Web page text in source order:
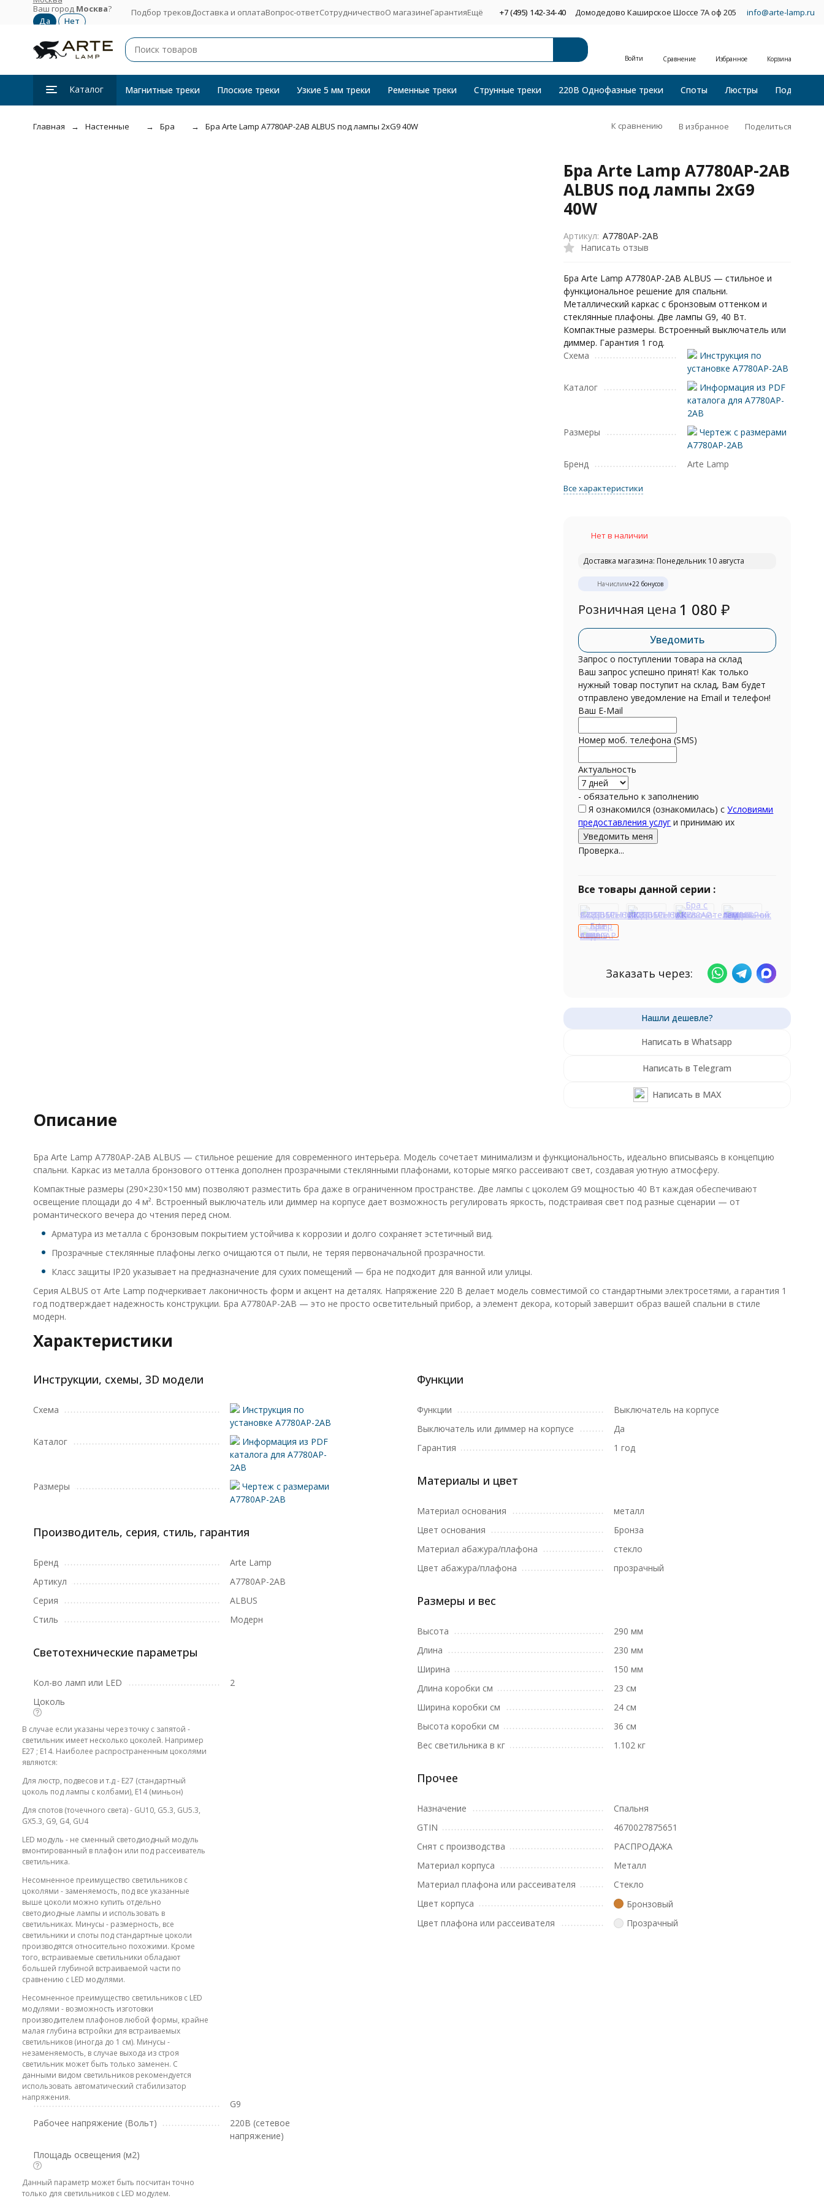
Ваш город Москва? Подбор трековДоставка и оплатаВопрос-ответСотрудничествоО магазинеГарантияЕщё +7 (495) 142-34-40 Домодедово Каширское Шоссе 7А оф 205 info@arte-lamp.ru
Войти Сравнение Избранное Корзина
Каталог Магнитные треки Плоские треки Узкие 5 мм треки Ременные треки Струнные треки 220В Однофазные треки Споты Люстры Подвесные
Главная Настенные Бра Бра Arte Lamp A7780AP-2AB ALBUS под лампы 2xG9 40W К сравнению В избранное Поделиться
Бра Arte Lamp A7780AP-2AB
ALBUS под лампы 2xG9
40W
Написать отзыв
Артикул: A7780AP-2AB
Бра Arte Lamp A7780AP-2AB ALBUS — стильное и
функциональное решение для спальни.
Металлический каркас с бронзовым оттенком и
стеклянные плафоны. Две лампы G9, 40 Вт.
Компактные размеры. Встроенный выключатель или
диммер. Гарантия 1 год.
Схема
Инструкция по
установке A7780AP-2AB
Каталог
Информация из PDF
каталога для A7780AP-
2AB
Размеры
Чертеж с размерами
A7780AP-2AB
Бренд
Arte Lamp
Все характеристики
Нет в наличии
Доставка магазина: Понедельник 10 августа
Начислим+22 бонусов
Розничная цена 1 080₽
Уведомить
Запрос о поступлении товара на склад
Ваш запрос успешно принят! Как только
нужный товар поступит на склад, Вам будет
отправлено уведомление на Email и телефон!
Ваш E-Mail
Номер моб. телефона (SMS)
Актуальность
- обязательно к заполнению
Я ознакомился (ознакомилась) сУсловиями
предоставления услуг и принимаю их
Проверка...
Все товары данной серии :
Заказать через:
Написать в Whatsapp
Написать в Telegram
Написать в MAX
Описание
Бра Arte Lamp A7780AP-2AB ALBUS — стильное решение для современного интерьера. Модель сочетает минимализм и функциональность, идеально вписываясь в концепцию
спальни. Каркас из металла бронзового оттенка дополнен прозрачными стеклянными плафонами, которые мягко рассеивают свет, создавая уютную атмосферу.
Компактные размеры (290×230×150 мм) позволяют разместить бра даже в ограниченном пространстве. Две лампы с цоколем G9 мощностью 40 Вт каждая обеспечивают
освещение площади до 4 м². Встроенный выключатель или диммер на корпусе дает возможность регулировать яркость, подстраивая свет под разные сценарии — от
романтического вечера до чтения перед сном.
Арматура из металла с бронзовым покрытием устойчива к коррозии и долго сохраняет эстетичный вид.
Прозрачные стеклянные плафоны легко очищаются от пыли, не теряя первоначальной прозрачности.
Класс защиты IP20 указывает на предназначение для сухих помещений — бра не подходит для ванной или улицы.
Серия ALBUS от Arte Lamp подчеркивает лаконичность форм и акцент на деталях. Напряжение 220 В делает модель совместимой со стандартными электросетями, а гарантия 1
год подтверждает надежность конструкции. Бра A7780AP-2AB — это не просто осветительный прибор, а элемент декора, который завершит образ вашей спальни в стиле
модерн.
Характеристики
Инструкции, схемы, 3D модели
Схема
Инструкция по
установке A7780AP-2AB
Каталог
Информация из PDF
каталога для A7780AP-
2AB
Размеры
Чертеж с размерами
A7780AP-2AB
Производитель, серия, стиль, гарантия
Бренд
Arte Lamp
Артикул
A7780AP-2AB
Серия
ALBUS
Стиль
Модерн
Светотехнические параметры
Кол-во ламп или LED
2
Цоколь
В случае если указаны через точку с запятой -
светильник имеет несколько цоколей. Например
E27 ; E14. Наиболее распространенным цоколями
являются:
Для люстр, подвесов и т.д - E27 (стандартный
цоколь под лампы с колбами), E14 (миньон)
Для спотов (точечного света) - GU10, G5.3, GU5.3,
GX5.3, G9, G4, GU4
LED модуль - не сменный светодиодный модуль
вмонтированный в плафон или под рассеиватель
светильника.
Несомненное преимущество светильников с
цоколями - заменяемость, под все указанные
выше цоколи можно купить отдельно
светодиодные лампы и использовать в
светильниках. Минусы - размерность, все
светильники и споты под стандартные цоколи
производятся относительно похожими. Кроме
того, встраиваемые светильники обладают
большей глубиной встраиваемой части по
сравнению с LED модулями.
Несомненное преимущество светильников с LED
модулями - возможность изготовки
производителем плафонов любой формы, крайне
малая глубина встройки для встраиваемых
светильников (иногда до 1 см). Минусы -
незаменяемость, в случае выхода из строя
светильник может быть только заменен. С
данными видом светильников рекомендуется
использовать автоматический стабилизатор
напряжения.
G9
Рабочее напряжение (Вольт)
220В (сетевое
напряжение)
Площадь освещения (м2)
Данный параметр может быть посчитан точно
только для светильников с LED модулем.
Функции
Функции
Выключатель на корпусе
Выключатель или диммер на корпусе
Да
Гарантия
1 год
Материалы и цвет
Материал основания
металл
Цвет основания
Бронза
Материал абажура/плафона
стекло
Цвет абажура/плафона
прозрачный
Размеры и вес
Высота
290 мм
Длина
230 мм
Ширина
150 мм
Длина коробки см
23 см
Ширина коробки см
24 см
Высота коробки см
36 см
Вес светильника в кг
1.102 кг
Прочее
Назначение
Спальня
GTIN
4670027875651
Снят с производства
РАСПРОДАЖА
Материал корпуса
Металл
Материал плафона или рассеивателя
Стекло
Цвет корпуса
Бронзовый
Цвет плафона или рассеивателя
Прозрачный